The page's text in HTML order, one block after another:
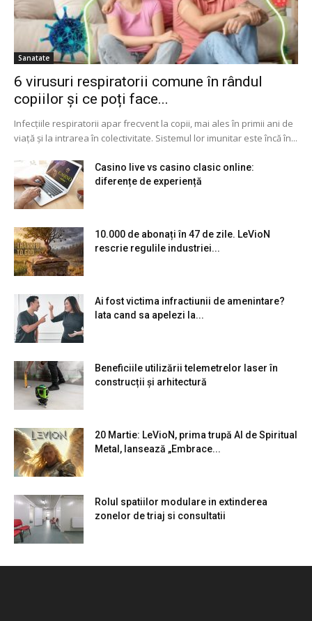
Sanatate
6 virusuri respiratorii comune în rândul
copiilor și ce poți face...
Infecțiile respiratorii apar frecvent la copii, mai ales în primii ani de
viață și la intrarea în colectivitate. Sistemul lor imunitar este încă în...
Casino live vs casino clasic online:
diferențe de experiență
10.000 de abonați în 47 de zile. LeVioN
rescrie regulile industriei...
Ai fost victima infractiunii de amenintare?
Iata cand sa apelezi la...
Beneficiile utilizării telemetrelor laser în
construcții și arhitectură
20 Martie: LeVioN, prima trupă AI de Spiritual
Metal, lansează „Embrace...
Rolul spatiilor modulare in extinderea
zonelor de triaj si consultatii